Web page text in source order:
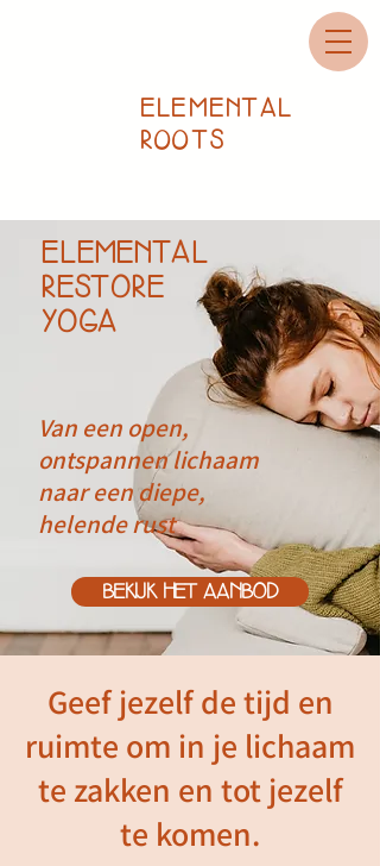
ELEMENTAL
ROOTS
ELEMENTAL
RESTORE
YOGA
Van een open,
ontspannen lichaam
naar een diepe,
helende rust
BEKIJK HET AANBOD
Geef jezelf de tijd en
ruimte om in je lichaam
te zakken en tot jezelf
te komen.